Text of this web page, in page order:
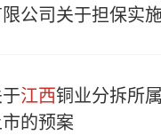
公司关于担保实
江西铜业分拆所
的预案